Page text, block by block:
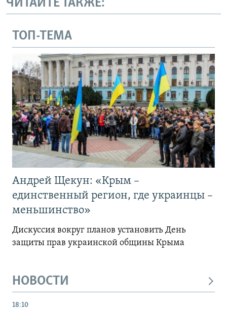
ЧИТАЙТЕ ТАКЖЕ:
ТОП-ТЕМА
Андрей Щекун: «Крым –
единственный регион, где украинцы –
меньшинство»
Дискуссия вокруг планов установить День
защиты прав украинской общины Крыма
НОВОСТИ
18:10